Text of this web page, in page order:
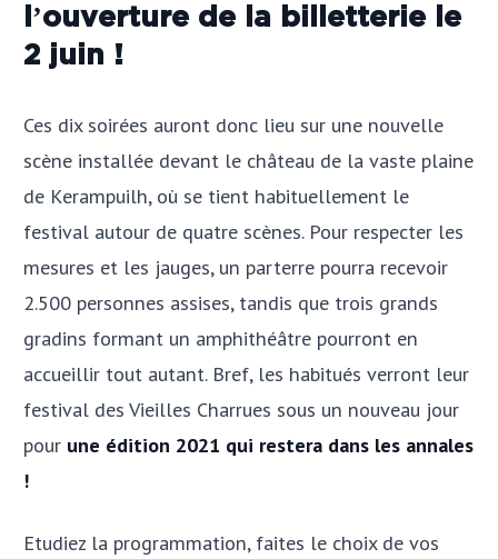
l’ouverture de la billetterie le
2 juin !
Ces dix soirées auront donc lieu sur une nouvelle
scène installée devant le château de la vaste plaine
de Kerampuilh, où se tient habituellement le
festival autour de quatre scènes. Pour respecter les
mesures et les jauges, un parterre pourra recevoir
2.500 personnes assises, tandis que trois grands
gradins formant un amphithéâtre pourront en
accueillir tout autant. Bref, les habitués verront leur
festival des Vieilles Charrues sous un nouveau jour
pour une édition 2021 qui restera dans les annales
!
Etudiez la programmation, faites le choix de vos